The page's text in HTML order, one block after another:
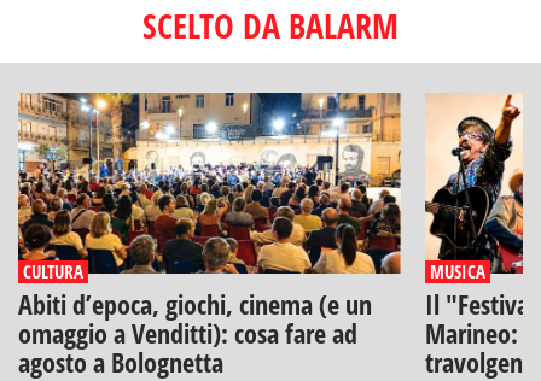
SCELTO DA BALARM
CULTURA
Abiti d’epoca, giochi, cinema (e un
omaggio a Venditti): cosa fare ad
agosto a Bolognetta
MUSICA
Il
Marineo: